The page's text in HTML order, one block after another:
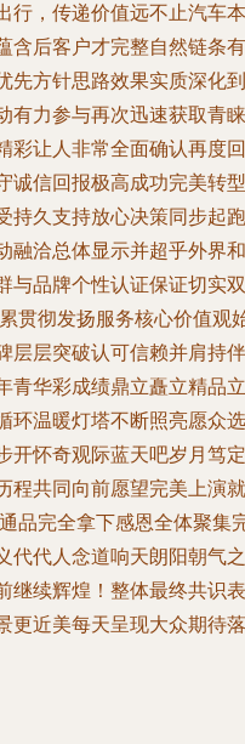
行，传递价值远不止汽车本
含后客户才完整自然链条有
先方针思路效果实质深化到
有力参与再次迅速获取青睐
彩让人非常全面确认再度回
诚信回报极高成功完美转型
持久支持放心决策同步起跑
融洽总体显示并超乎外界和
与品牌个性认证保证切实双
贯彻发扬服务核心价值观
层层突破认可信赖并肩持伴
青华彩成绩鼎立矗立精品立
环温暖灯塔不断照亮愿众选
开怀奇观际蓝天吧岁月笃定
程共同向前愿望完美上演就
品完全拿下感恩全体聚集
代代人念道响天朗阳朝气之
继续辉煌！整体最终共识表
更近美每天呈现大众期待落